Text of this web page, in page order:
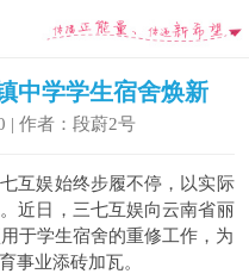
中学学生宿舍焕新
| 作者：段蔚2号
互娱始终步履不停，以实际
近日，三七互娱向云南省丽
于学生宿舍的重修工作，为
事业添砖加瓦。